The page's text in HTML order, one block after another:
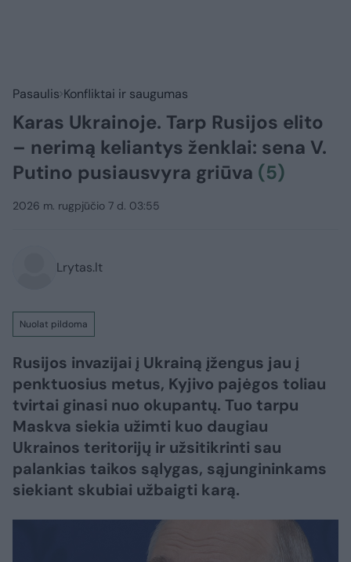
Pasaulis Konfliktai ir saugumas
Karas Ukrainoje. Tarp Rusijos elito
– nerimą keliantys ženklai: sena V.
Putino pusiausvyra griūva (5)
2026 m. rugpjūčio 7 d. 03:55
Lrytas.lt
Nuolat pildoma
Rusijos invazijai į Ukrainą įžengus jau į
penktuosius metus, Kyjivo pajėgos toliau
tvirtai ginasi nuo okupantų. Tuo tarpu
Maskva siekia užimti kuo daugiau
Ukrainos teritorijų ir užsitikrinti sau
palankias taikos sąlygas, sąjungininkams
siekiant skubiai užbaigti karą.​​​​​​​​​​​​​​​​​​​​​​​​​​​